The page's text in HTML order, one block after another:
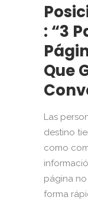
: “3
Que
Las
destino
como
página
forma